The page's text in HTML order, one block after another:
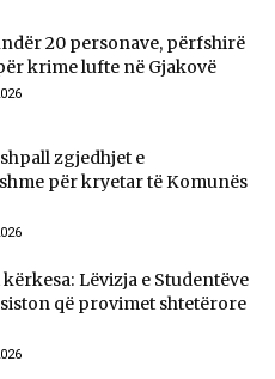
20 personave, përfshirë
krime lufte në Gjakovë
zgjedhjet e
për kryetar të Komunës
Lëvizja e Studentëve
që provimet shtetërore